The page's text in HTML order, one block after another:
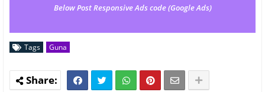
Below Post Responsive Ads code (Google Ads)
Tags Guna